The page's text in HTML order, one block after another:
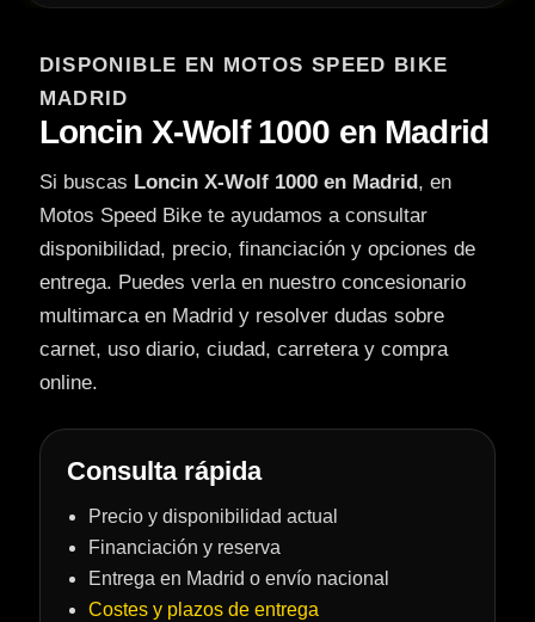
DISPONIBLE EN MOTOS SPEED BIKE
MADRID
Loncin X-Wolf 1000 en Madrid
Si buscas Loncin X-Wolf 1000 en Madrid , en
Motos Speed Bike te ayudamos a consultar
disponibilidad, precio, financiación y opciones de
entrega. Puedes verla en nuestro concesionario
multimarca en Madrid y resolver dudas sobre
carnet, uso diario, ciudad, carretera y compra
online.
Consulta rápida
Precio y disponibilidad actual
Financiación y reserva
Entrega en Madrid o envío nacional
Costes y plazos de entrega